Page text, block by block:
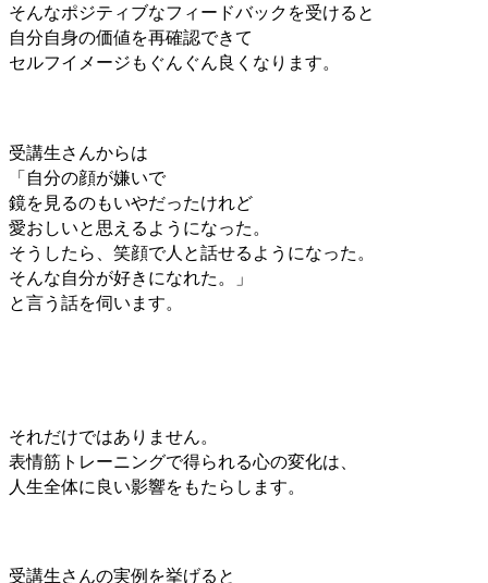
そんなポジティブなフィードバックを受けると
自分自身の価値を再確認できて
セルフイメージもぐんぐん良くなります。
受講生さんからは
「自分の顔が嫌いで
鏡を見るのもいやだったけれど
愛おしいと思えるようになった。
そうしたら、笑顔で人と話せるようになった。
そんな自分が好きになれた。」
と言う話を伺います。
それだけではありません。
表情筋トレーニングで得られる心の変化は、
人生全体に良い影響をもたらします。
受講生さんの実例を挙げると